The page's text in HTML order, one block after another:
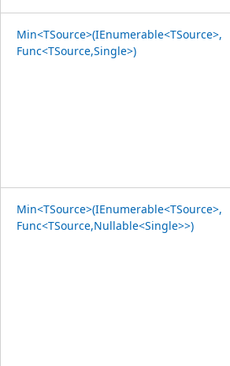
Min<TSource>(IEnumerable<TSource>,
Func<TSource,Single>)
Min<TSource>(IEnumerable<TSource>,
Func<TSource,Nullable<Single>>)